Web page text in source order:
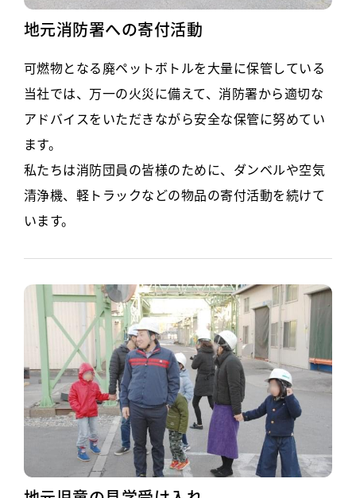
地元消防署への寄付活動
可燃物となる廃ペットボトルを大量に保管している
当社では、万一の火災に備えて、消防署から適切な
アドバイスをいただきながら安全な保管に努めてい
ます。
私たちは消防団員の皆様のために、ダンベルや空気
清浄機、軽トラックなどの物品の寄付活動を続けて
います。